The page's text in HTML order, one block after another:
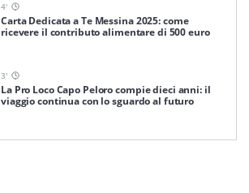
4'
Carta Dedicata a Te Messina 2025: come
ricevere il contributo alimentare di 500 euro
3'
La Pro Loco Capo Peloro compie dieci anni: il
viaggio continua con lo sguardo al futuro